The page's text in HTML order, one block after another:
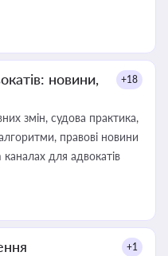
новини,
+18
змін, судова практика,
правові новини
для адвокатів
+1